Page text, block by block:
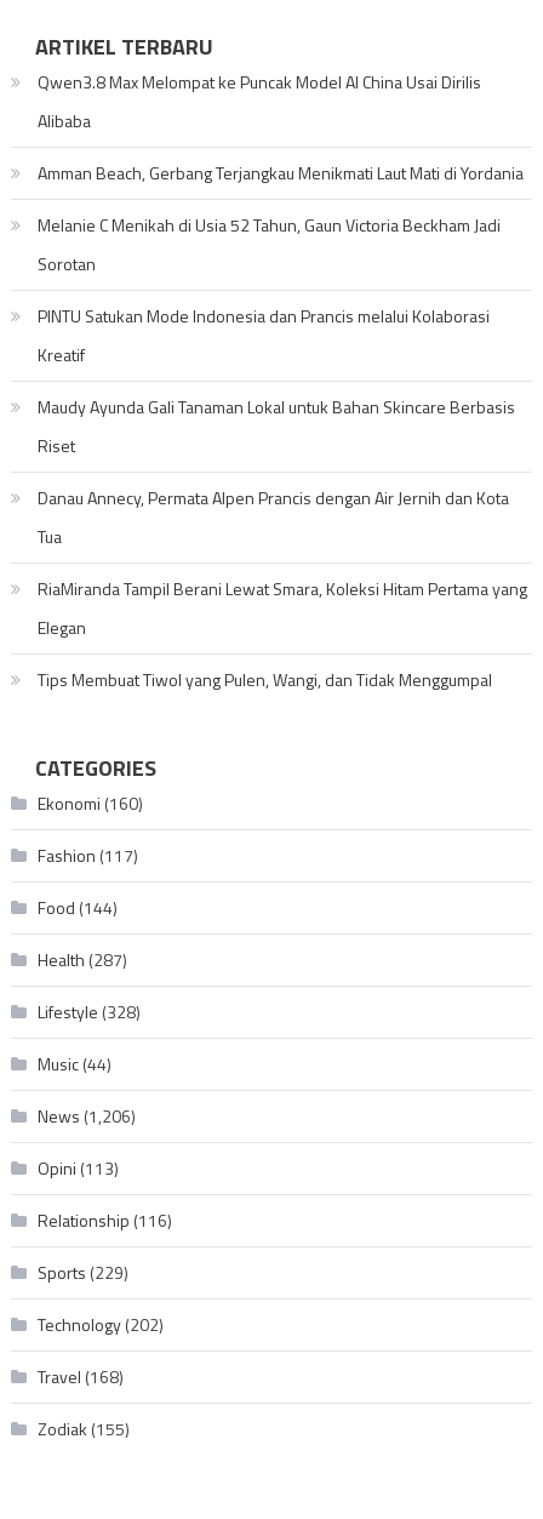
ARTIKEL TERBARU
Qwen3.8 Max Melompat ke Puncak Model AI China Usai Dirilis
Alibaba
Amman Beach, Gerbang Terjangkau Menikmati Laut Mati di Yordania
Melanie C Menikah di Usia 52 Tahun, Gaun Victoria Beckham Jadi
Sorotan
PINTU Satukan Mode Indonesia dan Prancis melalui Kolaborasi
Kreatif
Maudy Ayunda Gali Tanaman Lokal untuk Bahan Skincare Berbasis
Riset
Danau Annecy, Permata Alpen Prancis dengan Air Jernih dan Kota
Tua
RiaMiranda Tampil Berani Lewat Smara, Koleksi Hitam Pertama yang
Elegan
Tips Membuat Tiwol yang Pulen, Wangi, dan Tidak Menggumpal
CATEGORIES
Ekonomi (160)
Fashion (117)
Food (144)
Health (287)
Lifestyle (328)
Music(44)
News (1,206)
Opini (113)
Relationship (116)
Sports (229)
Technology(202)
Travel (168)
Zodiak (155)